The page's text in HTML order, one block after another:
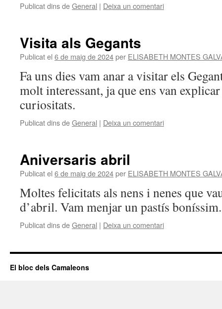
Publicat dins deGeneral | Deixa un comentari
Visita als Gegants
Publicat el 6 de maig de 2024per ELISABETH MONTES
Fa uns dies vam anar a visitar els
molt interessant, ja que ens van
curiositats.
Publicat dins deGeneral | Deixa un comentari
Aniversaris abril
Publicat el 6 de maig de 2024per ELISABETH MONTES
Moltes felicitats als nens i nenes que
d’abril. Vam menjar un pastís boníssim.
Publicat dins deGeneral | Deixa un comentari
El bloc dels Camaleons